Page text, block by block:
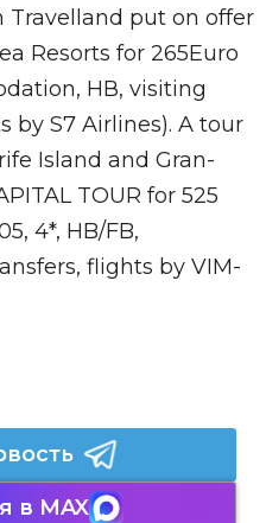
put on offer
Resorts for 265Euro
НВ, visiting
by S7 Airlines). A tour
Island and Gran-
TOUR for 525
4*, HB/FB,
flights by VIM-
в MAX